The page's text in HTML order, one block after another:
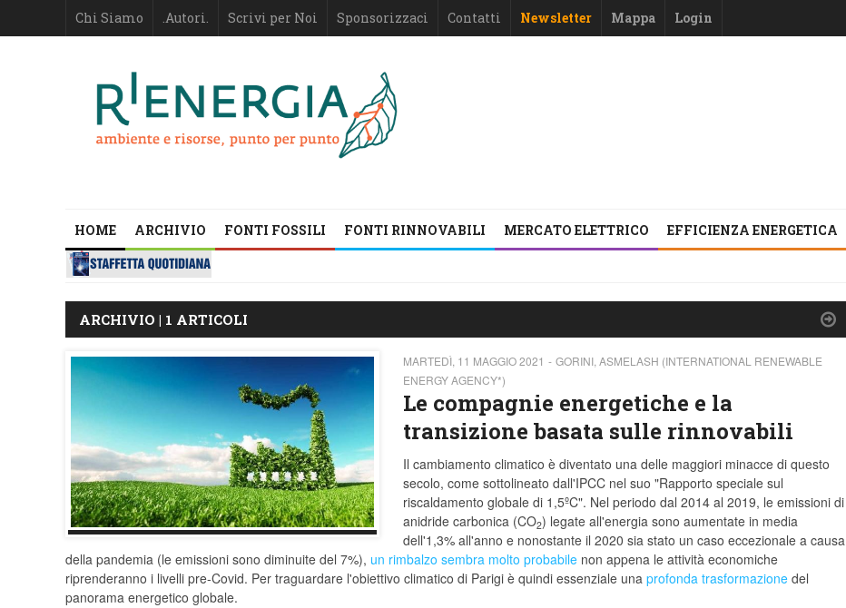
Chi Siamo .Autori. Scrivi per Noi Sponsorizzaci Contatti Newsletter Mappa Login
HOME ARCHIVIO FONTI FOSSILI FONTI RINNOVABILI MERCATO ELETTRICO EFFICIENZA ENERGETICA
ARCHIVIO | 1 ARTICOLI
MARTEDÌ, 11 MAGGIO 2021
GORINI, ASMELASH (INTERNATIONAL RENEWABLE
ENERGY AGENCY*)
Le compagnie energetiche e la
transizione basata sulle rinnovabili
Il cambiamento climatico è diventato una delle maggiori minacce di questo
secolo, come sottolineato dall'IPCC nel suo "Rapporto speciale sul
riscaldamento globale di 1,5ºC". Nel periodo dal 2014 al 2019, le emissioni di
anidride carbonica (CO2) legate all'energia sono aumentate in media
dell'1,3% all'anno e nonostante il 2020 sia stato un caso eccezionale a causa
della pandemia (le emissioni sono diminuite del 7%), un rimbalzo sembra molto probabile non appena le attività economiche
riprenderanno i livelli pre-Covid. Per traguardare l'obiettivo climatico di Parigi è quindi essenziale una profonda trasformazione del
panorama energetico globale.